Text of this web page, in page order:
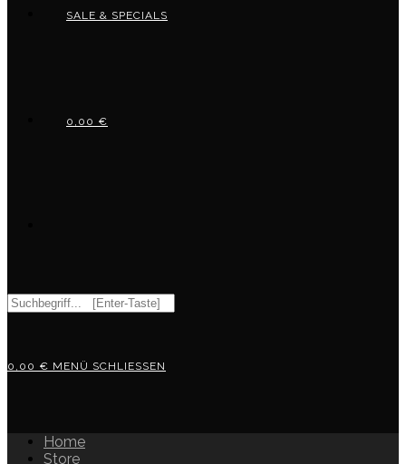
SALE & SPECIALS
0,00 €
UMSCHALTEN
Diese
Website
0,00 € MENÜ SCHLIESSEN
Home
Store